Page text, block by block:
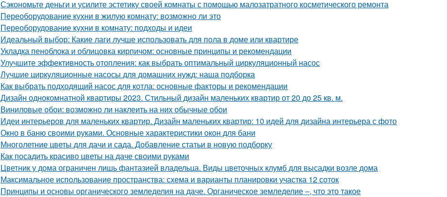
Сэкономьте деньги и усилите эстетику своей комнаты с помощью малозатратного косметического ремонта
Переоборудование кухни в жилую комнату: возможно ли это
Переоборудование кухни в комнату: подходы и идеи
Идеальный выбор: Какие лаги лучше использовать для пола в доме или квартире
Укладка пеноблока и облицовка кирпичом: основные принципы и рекомендации
Улучшите эффективность отопления: как выбрать оптимальный циркуляционный насос
Лучшие циркуляционные насосы для домашних нужд: наша подборка
Как выбрать подходящий насос для котла: основные факторы и рекомендации
Дизайн однокомнатной квартиры 2023. Стильный дизайн маленьких квартир от 20 до 25 кв. м.
Виниловые обои: возможно ли наклеить на них обычные обои
Идеи интерьеров для маленьких квартир. Дизайн маленьких квартир: 10 идей для дизайна интерьера с фото
Окно в баню своими руками. Основные характеристики окон для бани
Многолетние цветы для дачи и сада. Добавление статьи в новую подборку
Как посадить красиво цветы на даче своими руками
Цветник у дома ограничен лишь фантазией владельца. Виды цветочных клумб для высадки возле дома
Максимальное использование пространства: схема и варианты планировки участка 12 соток
Принципы и основы органического земледелия на даче. Органическое земледелие –, что это такое